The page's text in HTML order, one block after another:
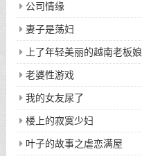
公司情缘
妻子是荡妇
上了年轻美丽的越南老板娘
老婆性游戏
我的女友尿了
楼上的寂寞少妇
叶子的故事之虐恋满屋